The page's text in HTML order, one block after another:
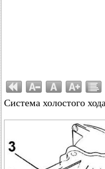
Система холостого хода